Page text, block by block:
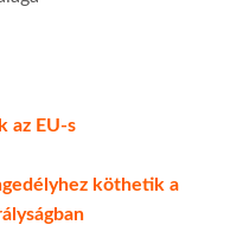
az EU-s
köthetik a